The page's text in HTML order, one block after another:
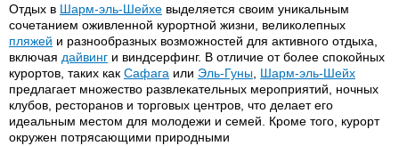
Отдых в Шарм-эль-Шейхе выделяется своим уникальным
сочетанием оживленной курортной жизни, великолепных
пляжей и разнообразных возможностей для активного отдыха,
включая дайвинг и виндсерфинг. В отличие от более спокойных
курортов, таких как Сафага или Эль-Гуны Шарм-эль-Шейх
предлагает множество развлекательных мероприятий, ночных
клубов, ресторанов и торговых центров, что делает его
идеальным местом для молодежи и семей. Кроме того, курорт
окружен потрясающими природными